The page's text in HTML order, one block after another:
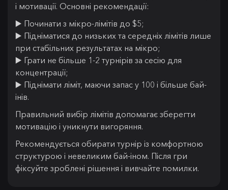
і мотивації. Основні рекомендації:
▶️ Починати з мікро-лімітів до $5;
▶️ Підніматися до низьких та середніх лімітів лише
при стабільних результатах на мікро;
▶️ Грати не більше 1-2 турнірів за сесію для
концентрації;
▶️ Піднімати ліміт, маючи запас у 100 і більше бай-
інів.
Правильний вибір лімітів допомагає зберегти
мотивацію і уникнути вигоряння.
Рекомендується обирати турнір із комфортною
структурою і невеликим бай-іном. Після гри
фіксуйте зроблені рішення і вивчайте помилки.